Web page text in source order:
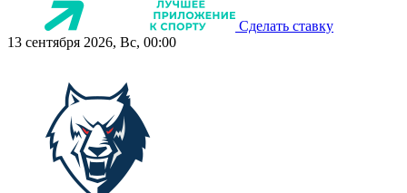
Сделать ставку
13 сентября 2026, Вс, 00:00